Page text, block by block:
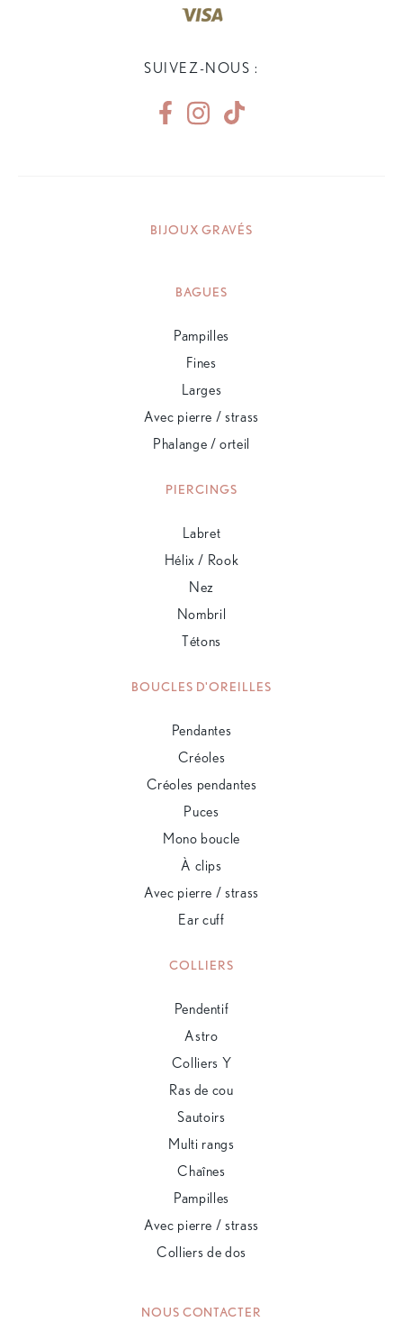
SUIVEZ-NOUS :
BIJOUX GRAVÉS
BAGUES
Pampilles
Fines
Larges
Avec pierre / strass
Phalange / orteil
PIERCINGS
Labret
Hélix / Rook
Nez
Nombril
Tétons
BOUCLES D'OREILLES
Pendantes
Créoles
Créoles pendantes
Puces
Mono boucle
À clips
Avec pierre / strass
Ear cuff
COLLIERS
Pendentif
Astro
Colliers Y
Ras de cou
Sautoirs
Multi rangs
Chaînes
Pampilles
Avec pierre / strass
Colliers de dos
NOUS CONTACTER